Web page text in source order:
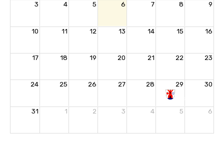
3 4 5 6 7 8 9
10 11 12 13 14 15 16
17 18 19 20 21 22 23
24 25 26 27 28 29
30
Rozloučení
31 1 2 3 4 5 6